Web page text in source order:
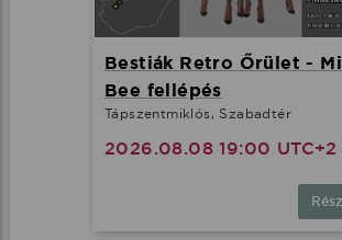
Bestiák Retro Őrület -
Bee fellépés
Tápszentmiklós, Szabadtér
2026.08.08 19:00 UTC+2